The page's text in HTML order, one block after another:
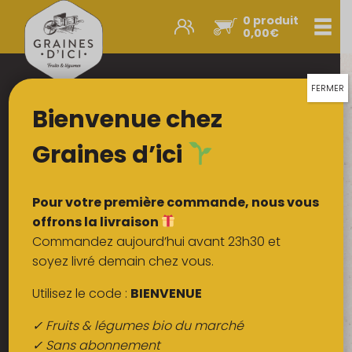
0 produit
0,00€
Promos et nouveautés
Légumes & œufs
Fruits
Viandes
Boulangerie
Crémerie
Poissons
Épicerie sucrée
Épices
Bienvenue chez
Graines d’ici
Pour votre première commande, nous vous
offrons la livraison
Commandez aujourd’hui avant 23h30 et
soyez livré demain chez vous.
Utilisez le code : BIENVENUE
✓ Fruits & légumes bio du marché
✓ Sans abonnement
FERMER